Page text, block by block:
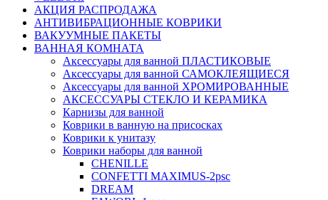
АКЦИЯ РАСПРОДАЖА
АНТИВИБРАЦИОННЫЕ КОВРИКИ
ВАКУУМНЫЕ ПАКЕТЫ
ВАННАЯ КОМНАТА
Аксессуары для ванной ПЛАСТИКОВЫЕ
Аксессуары для ванной САМОКЛЕЯЩИЕСЯ
Аксессуары для ванной ХРОМИРОВАННЫЕ
АКСЕССУАРЫ СТЕКЛО И КЕРАМИКА
Карнизы для ванной
Коврики в ванную на присосках
Коврики к унитазу
Коврики наборы для ванной
CHENILLE
CONFETTI MAXIMUS-2psc
DREAM